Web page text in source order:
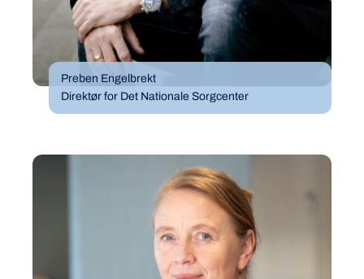
Preben Engelbrekt
Direktør for Det Nationale Sorgcenter